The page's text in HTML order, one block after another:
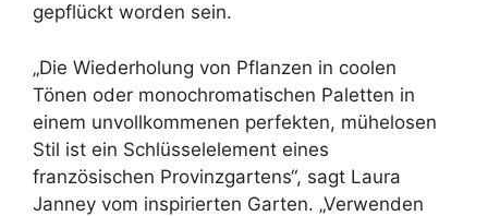
gepflückt worden sein.
„Die Wiederholung von Pflanzen in coolen
Tönen oder monochromatischen Paletten in
einem unvollkommenen perfekten, mühelosen
Stil ist ein Schlüsselelement eines
französischen Provinzgartens“, sagt Laura
Janney vom inspirierten Garten. „Verwenden